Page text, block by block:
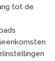
tot de